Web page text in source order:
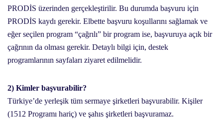
PRODİS üzerinden gerçekleştirilir. Bu durumda başvuru için
PRODİS kaydı gerekir. Elbette başvuru koşullarını sağlamak ve
eğer seçilen program “çağrılı” bir program ise, başvuruya açık bir
çağrının da olması gerekir. Detaylı bilgi için, destek
programlarının sayfaları ziyaret edilmelidir.
2) Kimler başvurabilir?
Türkiye’de yerleşik tüm sermaye şirketleri başvurabilir. Kişiler
(1512 Programı hariç) ve şahıs şirketleri başvuramaz.